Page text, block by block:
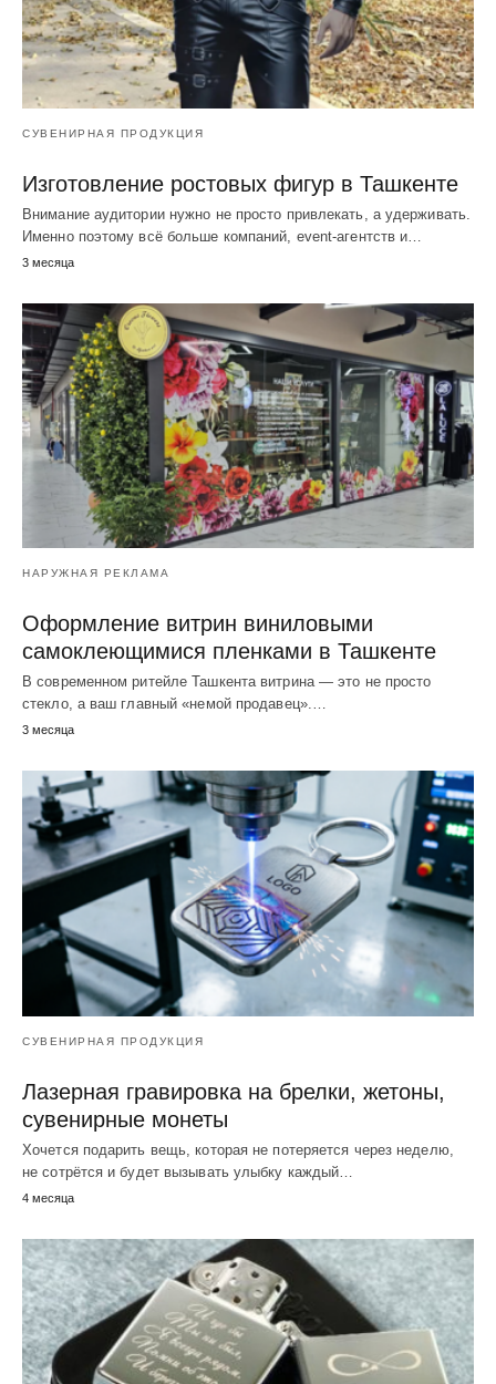
СУВЕНИРНАЯ ПРОДУКЦИЯ
Изготовление ростовых фигур в Ташкенте
Внимание аудитории нужно не просто привлекать, а удерживать.
Именно поэтому всё больше компаний, event-агентств и…
3 месяца
НАРУЖНАЯ РЕКЛАМА
Оформление витрин виниловыми
самоклеющимися пленками в Ташкенте
В современном ритейле Ташкента витрина — это не просто
стекло, а ваш главный «немой продавец».…
3 месяца
СУВЕНИРНАЯ ПРОДУКЦИЯ
Лазерная гравировка на брелки, жетоны,
сувенирные монеты
Хочется подарить вещь, которая не потеряется через неделю,
не сотрётся и будет вызывать улыбку каждый…
4 месяца